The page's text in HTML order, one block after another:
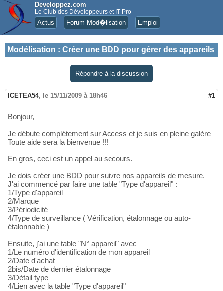
Developpez.com
Le Club des Développeurs et IT Pro
Actus Forum Mod�lisation Emploi
Modélisation : Créer une BDD pour gérer des appareils
Répondre à la discussion
ICETEA54, le 15/11/2009 à 18h46 #1
Bonjour,
Je débute complétement sur Access et je suis en pleine galère
Toute aide sera la bienvenue !!!
En gros, ceci est un appel au secours.
Je dois créer une BDD pour suivre nos appareils de mesure.
J'ai commencé par faire une table "Type d'appareil" :
1/Type d'appareil
2/Marque
3/Périodicité
4/Type de surveillance ( Vérification, étalonnage ou auto-
étalonnable )
Ensuite, j'ai une table "N° appareil" avec
1/Le numéro d'identification de mon appareil
2/Date d'achat
2bis/Date de dernier étalonnage
3/Détail type
4/Lien avec la table "Type d'appareil"